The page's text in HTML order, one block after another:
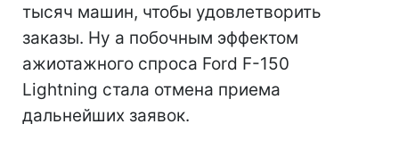
тысяч машин, чтобы удовлетворить
заказы. Ну а побочным эффектом
ажиотажного спроса Ford F-150
Lightning стала отмена приема
дальнейших заявок.